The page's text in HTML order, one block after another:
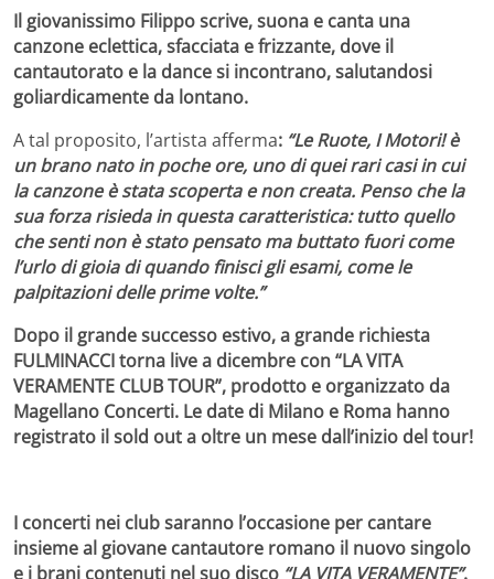
Il giovanissimo Filippo scrive, suona e canta una
canzone eclettica, sfacciata e frizzante, dove il
cantautorato e la dance si incontrano, salutandosi
goliardicamente da lontano.
A tal proposito, l’artista afferma: “Le Ruote, I Motori! è
un brano nato in poche ore, uno di quei rari casi in cui
la canzone è stata scoperta e non creata. Penso che la
sua forza risieda in questa caratteristica: tutto quello
che senti non è stato pensato ma buttato fuori come
l’urlo di gioia di quando finisci gli esami, come le
palpitazioni delle prime volte.”
Dopo il grande successo estivo, a grande richiesta
FULMINACCI torna live a dicembre con “LA VITA
VERAMENTE CLUB TOUR”, prodotto e organizzato da
Magellano Concerti. Le date di Milano e Roma hanno
registrato il sold out a oltre un mese dall’inizio del tour!
I concerti nei club saranno l’occasione per cantare
insieme al giovane cantautore romano il nuovo singolo
e i brani contenuti nel suo disco “LA VITA VERAMENTE”.